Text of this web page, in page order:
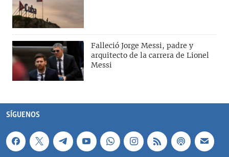
Falleció Jorge Messi, padre y
arquitecto de la carrera de Lionel
Messi
SÍGUENOS